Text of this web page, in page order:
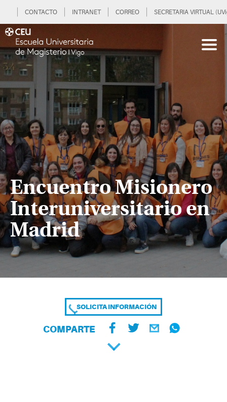
CONTACTO INTRANET CORREO SECRETARIA VIRTUAL
Encuentro Misionero
Interuniversitario en
Madrid
SOLICITA INFORMACIÓN
COMPARTE